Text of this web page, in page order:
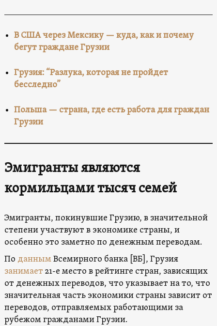
В США через Мексику — куда, как и почему
бегут граждане Грузии
Грузия: “Разлука, которая не пройдет
бесследно”
Польша — страна, где есть работа для граждан
Грузии
Эмигранты являются
кормильцами тысяч семей
Эмигранты, покинувшие Грузию, в значительной
степени участвуют в экономике страны, и
особенно это заметно по денежным переводам.
По даннымВсемирного банка [ВБ], Грузия
занимает 21-е место в рейтинге стран, зависящих
от денежных переводов, что указывает на то, что
значительная часть экономики страны зависит от
переводов, отправляемых работающими за
рубежом гражданами Грузии.